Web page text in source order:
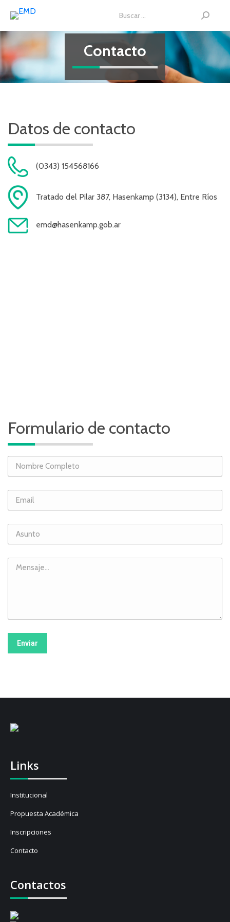
Buscar:
Contacto
Datos de contacto
(0343) 154568166
Tratado del Pilar 387, Hasenkamp (3134), Entre Ríos
emd@hasenkamp.gob.ar
Formulario de contacto
Links
Institucional
Propuesta Académica
Inscripciones
Contacto
Contactos